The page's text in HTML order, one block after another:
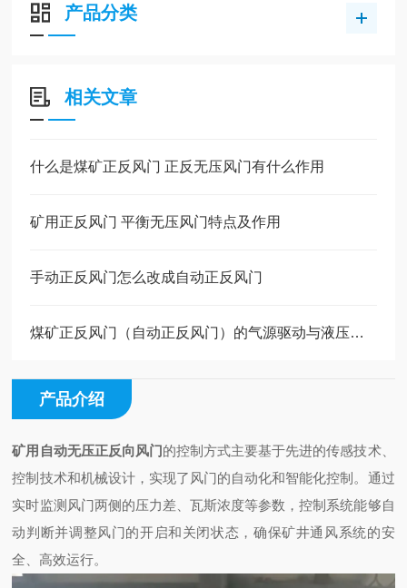
产品分类
相关文章
什么是煤矿正反风门 正反无压风门有什么作用
矿用正反风门 平衡无压风门特点及作用
手动正反风门怎么改成自动正反风门
煤矿正反风门（自动正反风门）的气源驱动与液压驱动有什么区别
产品介绍
矿用自动无压正反向风门的控制方式主要基于先进的传感技术、
控制技术和机械设计，实现了风门的自动化和智能化控制。通过
实时监测风门两侧的压力差、瓦斯浓度等参数，控制系统能够自
动判断并调整风门的开启和关闭状态，确保矿井通风系统的安
全、高效运行。